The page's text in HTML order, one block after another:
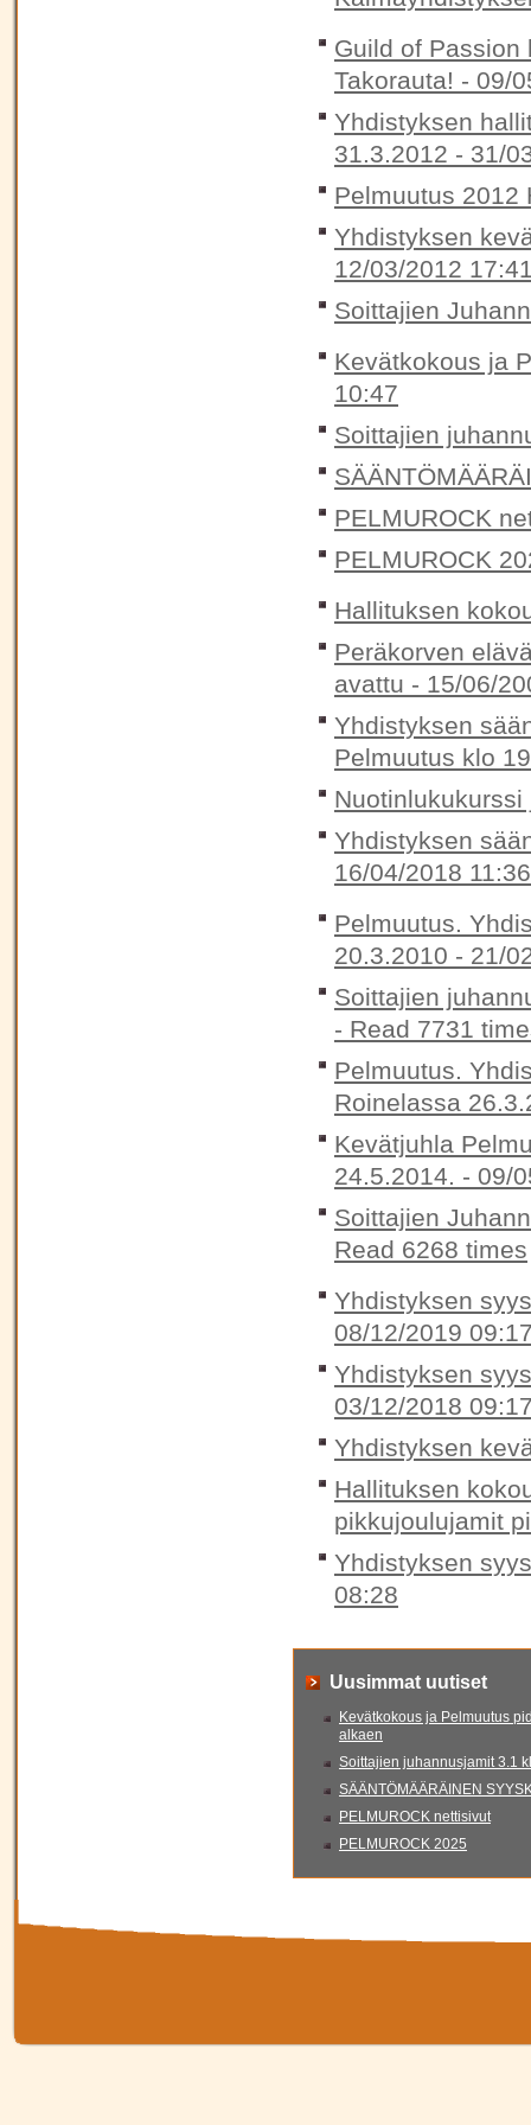
Guild of
Takorauta! - 09/
Yhdistyksen
31.3.2012 - 31/
Pelmuutus
Yhdistyksen
12/03/2012
Soittajien
Kevätkokous ja
10:47
Soittajien
PELMUROCK
PELMUROCK
Hallituksen
Peräkorven
avattu - 15/06/
Yhdistyksen
Pelmuutus klo
Yhdistyksen
16/04/2018 11:36
Pelmuutus.
20.3.2010 - 21/
Soittajien
- Read 7731
Pelmuutus.
Roinelassa
Kevätjuhla
24.5.2014. - 09/
Soittajien
Read 6268 times
Yhdistyksen
08/12/2019
Yhdistyksen
03/12/2018
Yhdistyksen
Hallituksen
pikkujoulujamit
Yhdistyksen
08:28
Uusimmat uutiset
Kevätkokous ja Pelmuutus
alkaen
Soittajien juhannusjamit 3.1
SÄÄNTÖMÄÄRÄINEN
PELMUROCK nettisivut
PELMUROCK 2025